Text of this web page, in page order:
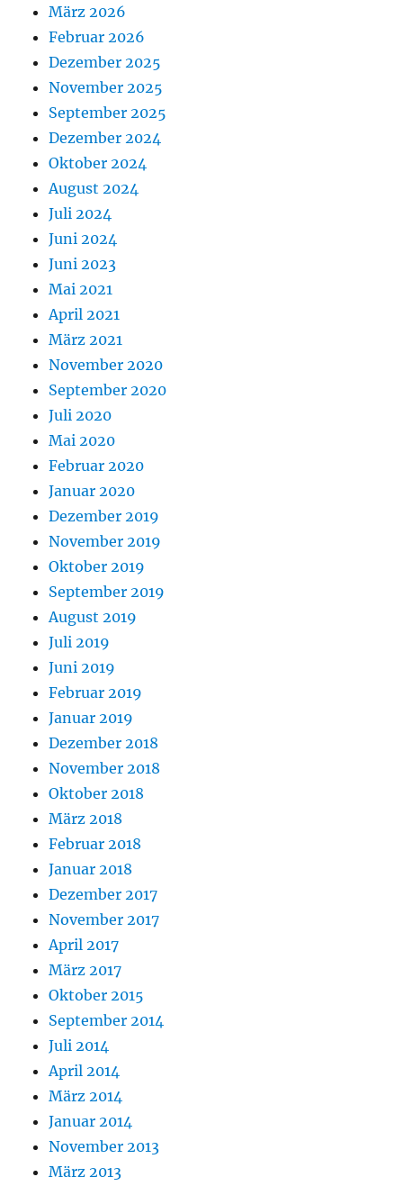
März 2026
Februar 2026
Dezember 2025
November 2025
September 2025
Dezember 2024
Oktober 2024
August 2024
Juli 2024
Juni 2024
Juni 2023
Mai 2021
April 2021
März 2021
November 2020
September 2020
Juli 2020
Mai 2020
Februar 2020
Januar 2020
Dezember 2019
November 2019
Oktober 2019
September 2019
August 2019
Juli 2019
Juni 2019
Februar 2019
Januar 2019
Dezember 2018
November 2018
Oktober 2018
März 2018
Februar 2018
Januar 2018
Dezember 2017
November 2017
April 2017
März 2017
Oktober 2015
September 2014
Juli 2014
April 2014
März 2014
Januar 2014
November 2013
März 2013